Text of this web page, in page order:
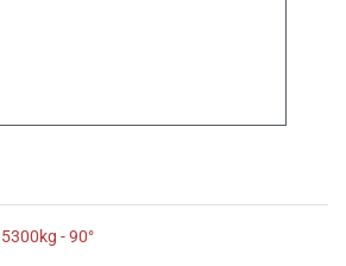
5300kg - 90°